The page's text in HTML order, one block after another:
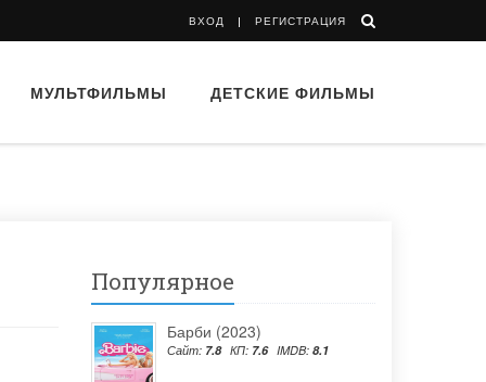
ВХОД РЕГИСТРАЦИЯ
МУЛЬТФИЛЬМЫ ДЕТСКИЕ ФИЛЬМЫ
Популярное
Барби (2023)
Сайт: 7.8 КП: 7.6 IMDB: 8.1